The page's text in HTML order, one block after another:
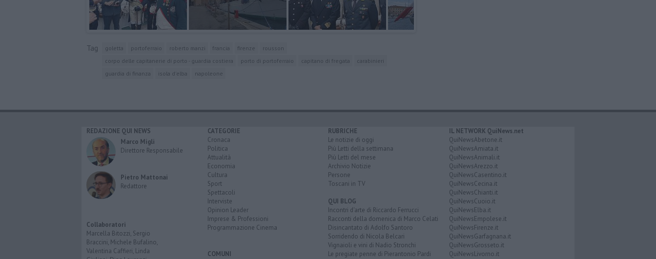
Tag goletta portoferraio roberto manzi francia firenze
rousson
corpo delle capitanerie di porto - guardia costiera
porto di portoferraio capitano di fregata
carabinieri
guardia di finanza
isola d'elba napoleone
REDAZIONE QUI NEWS
Marco Migli
Direttore Responsabile
Pietro Mattonai
Redattore
Collaboratori
Marcella Bitozzi, Sergio
Braccini, Michele Bufalino,
Valentina Caffieri, Linda
CATEGORIE
Cronaca
Politica
Attualità
Economia
Cultura
Sport
Spettacoli
Interviste
Opinion Leader
Imprese & Professioni
Programmazione Cinema
COMUNI
RUBRICHE
Le notizie di oggi
Più Letti della settimana
Più Letti del mese
Archivio Notizie
Persone
Toscani in TV
QUI BLOG
Incontri d'arte di Riccardo Ferrucci
Racconti della domenica di Marco Celati
Disincantato di Adolfo Santoro
Sorridendo di Nicola Belcari
Vignaioli e vini di Nadio Stronchi
Le pregiate penne di Pierantonio Pardi
IL NETWORK QuiNews.net
QuiNewsAbetone.it
QuiNewsAmiata.it
QuiNewsAnimali.it
QuiNewsArezzo.it
QuiNewsCasentino.it
QuiNewsCecina.it
QuiNewsChianti.it
QuiNewsCuoio.it
QuiNewsElba.it
QuiNewsEmpolese.it
QuiNewsFirenze.it
QuiNewsGarfagnana.it
QuiNewsGrosseto.it
QuiNewsLivorno.it